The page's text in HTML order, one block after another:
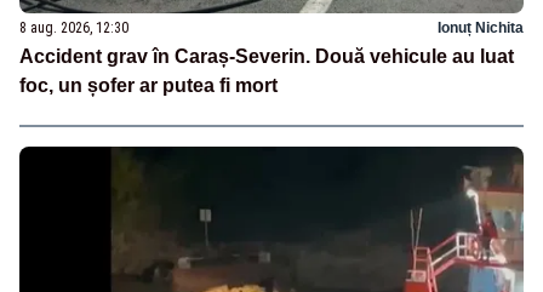
8 aug. 2026, 12:30 Ionuț Nichita
Accident grav în Caraș-Severin. Două vehicule au luat
foc, un șofer ar putea fi mort